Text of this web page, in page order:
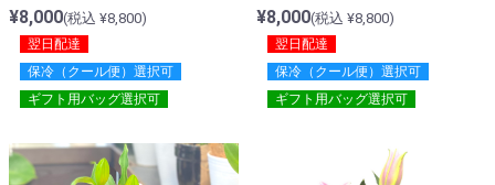
¥8,000(税込 ¥8,800)
翌日配達
保冷（クール便）選択可
ギフト用バッグ選択可
¥8,000(税込 ¥8,800)
翌日配達
保冷（クール便）選択可
ギフト用バッグ選択可